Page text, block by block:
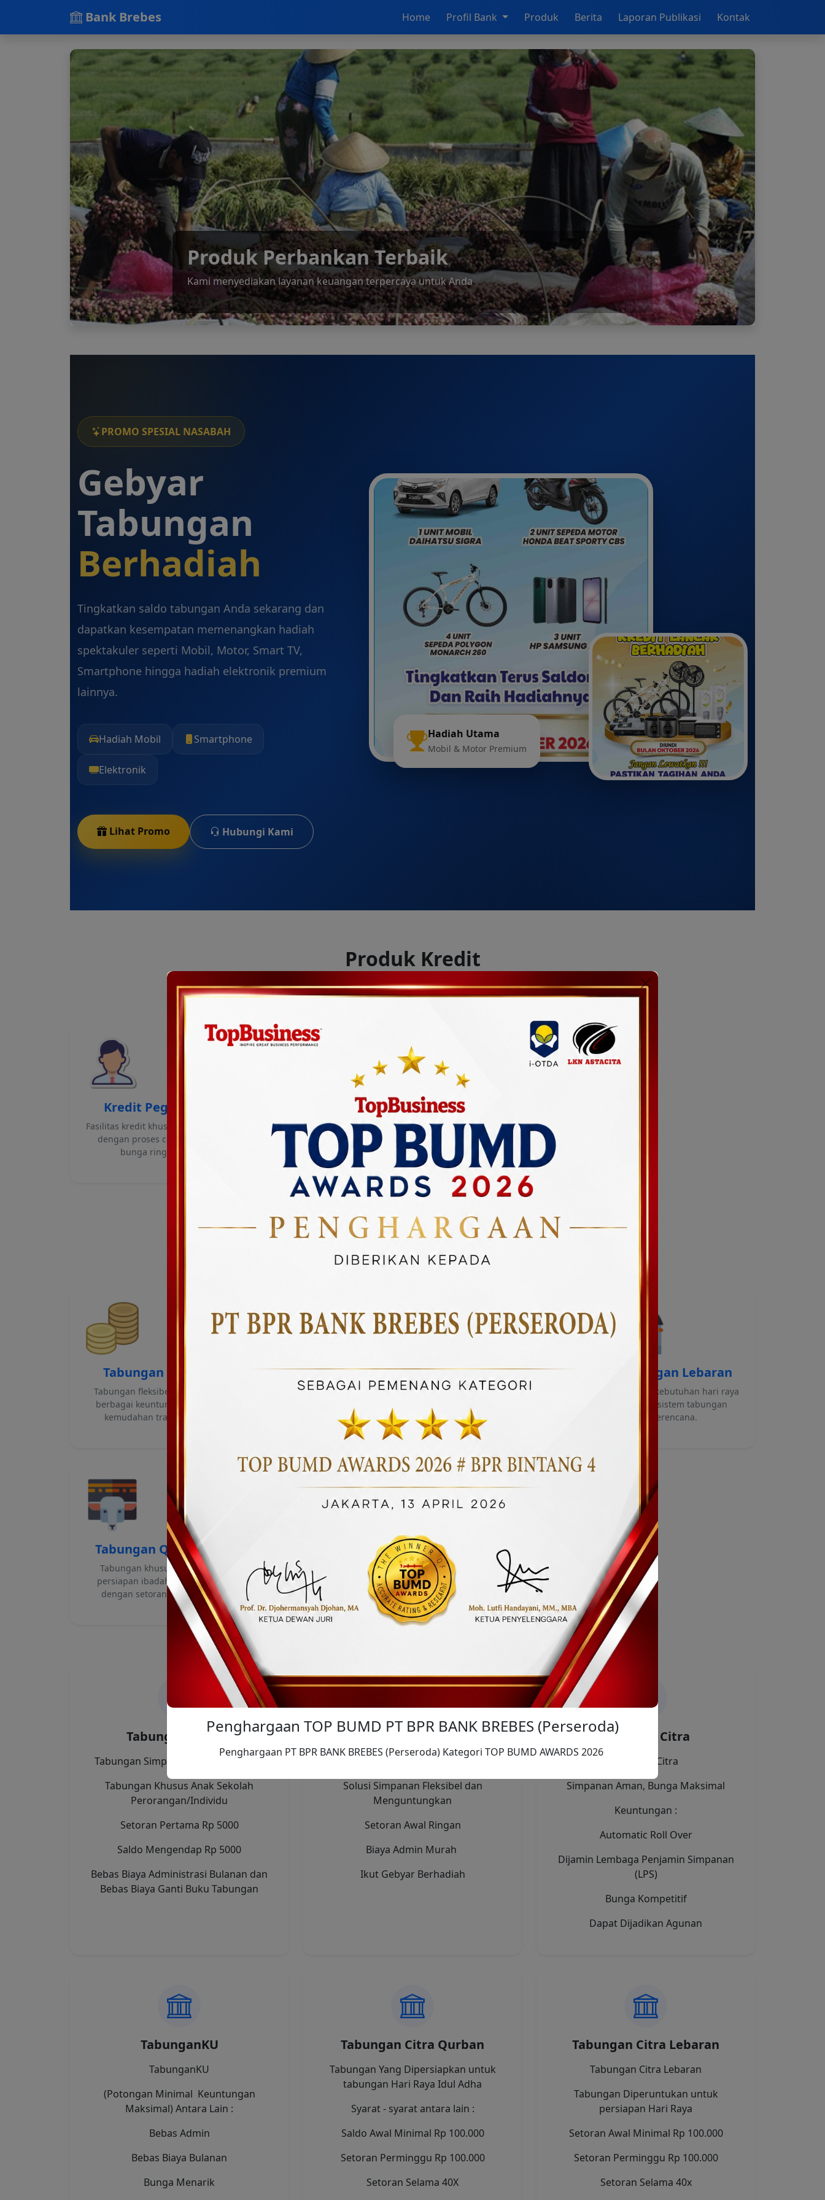
Bank Brebes Home Profil Bank Produk Berita Laporan Publikasi Kontak
Membantu Perekonomian Daerah
Bersama Membangun Daerah Untuk Lebih Baik Lagi
PROMO SPESIAL NASABAH
Gebyar
Tabungan
Berhadiah
Tingkatkan saldo tabungan Anda sekarang dan
dapatkan kesempatan memenangkan hadiah
spektakuler seperti Mobil, Motor, Smart TV,
Smartphone hingga hadiah elektronik premium
lainnya.
Hadiah Mobil Smartphone
Elektronik
Lihat Promo Hubungi Kami
Hadiah Utama
Mobil & Motor Premium
Produk Kredit
Solusi pembiayaan terbaik untuk kebutuhan Anda
Kredit Pegawai
Fasilitas kredit khusus pegawai
dengan proses cepat dan
bunga ringan.
Kredit Usaha UMKM
Pembiayaan usaha mikro kecil
menengah untuk
pengembangan bisnis Anda.
Kredit Musiman
Kredit khusus kebutuhan
musiman seperti pertanian
dan perdagangan.
Produk Tabungan
Tabungan Citra
Tabungan fleksibel dengan
berbagai keuntungan dan
kemudahan transaksi.
Tabunganku
Program tabungan nasional
semua kalangan.
Tabungan Simpel
Tabungan khusus pelajar
menabung sejak dini.
Tabungan Lebaran
Persiapan kebutuhan hari raya
dengan sistem tabungan
terencana.
Tabungan Qurban
Tabungan khusus untuk
persiapan ibadah qurban
dengan setoran ringan.
Tabungan Simpel
Tabungan Simpel (Simpanan Pelajar)
Tabungan Khusus Anak Sekolah
Perorangan/Individu
Setoran Pertama Rp 5000
Saldo Mengendap Rp 5000
Bebas Biaya Administrasi Bulanan dan
Bebas Biaya Ganti Buku Tabungan
Tabungan Citra
Tabungan Citra
Solusi Simpanan Fleksibel dan
Menguntungkan
Setoran Awal Ringan
Biaya Admin Murah
Ikut Gebyar Berhadiah
Deposito Citra
Deposito Citra
Simpanan Aman, Bunga Maksimal
Keuntungan :
Automatic Roll Over
Dijamin Lembaga Penjamin Simpanan
(LPS)
Bunga Kompetitif
Dapat Dijadikan Agunan
TabunganKU
TabunganKU
(Potongan Minimal Keuntungan
Maksimal) Antara Lain :
Bebas Admin
Bebas Biaya Bulanan
Bunga Menarik
Tabungan Citra Qurban
Tabungan Yang Dipersiapkan untuk
tabungan Hari Raya Idul Adha
Syarat - syarat antara lain :
Saldo Awal Minimal Rp 100.000
Setoran Perminggu Rp 100.000
Setoran Selama 40X
Tabungan Citra Lebaran
Tabungan Citra Lebaran
Tabungan Diperuntukan untuk
persiapan Hari Raya
Setoran Awal Minimal Rp 100.000
Setoran Perminggu Rp 100.000
Setoran Selama 40x
Penghargaan TOP BUMD PT BPR BANK BREBES (Perseroda)
Penghargaan PT BPR BANK BREBES (Perseroda) Kategori TOP BUMD AWARDS 2026